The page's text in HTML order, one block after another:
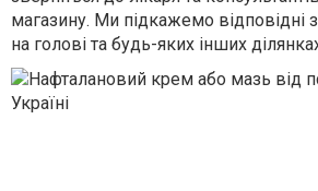
магазину. Ми підкажемо відповідні
на голові та будь-яких інших